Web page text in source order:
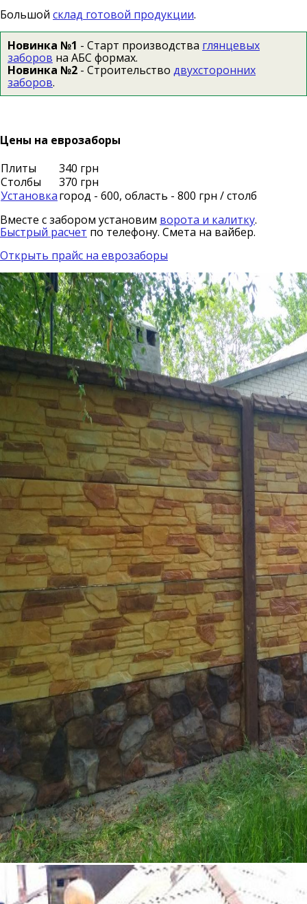
Большой склад готовой продукции.
Новинка №1 - Старт производства глянцевых
заборов на АБС формах.
Новинка №2 - Строительство двухсторонних
заборов.
Цены на еврозаборы
Плиты
340 грн
Столбы
370 грн
Установкагород - 600, область - 800 грн / столб
Вместе с забором установим ворота и калитку.
Быстрый расчет по телефону. Смета на вайбер.
Открыть прайс на еврозаборы